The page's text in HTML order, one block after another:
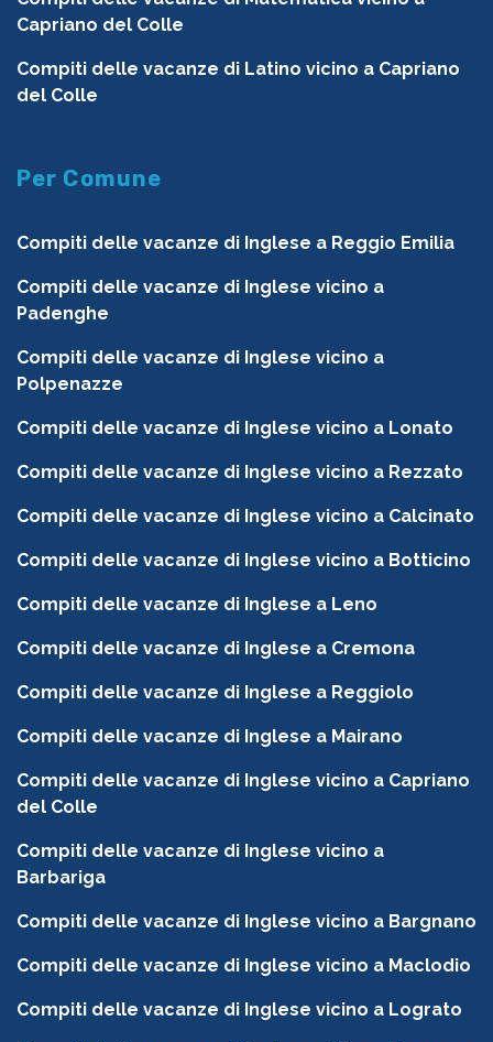
Capriano del Colle
Compiti delle vacanze di Latino vicino a Capriano
del Colle
Per Comune
Compiti delle vacanze di Inglese a Reggio Emilia
Compiti delle vacanze di Inglese vicino a
Padenghe
Compiti delle vacanze di Inglese vicino a
Polpenazze
Compiti delle vacanze di Inglese vicino a Lonato
Compiti delle vacanze di Inglese vicino a Rezzato
Compiti delle vacanze di Inglese vicino a Calcinato
Compiti delle vacanze di Inglese vicino a Botticino
Compiti delle vacanze di Inglese a Leno
Compiti delle vacanze di Inglese a Cremona
Compiti delle vacanze di Inglese a Reggiolo
Compiti delle vacanze di Inglese a Mairano
Compiti delle vacanze di Inglese vicino a Capriano
del Colle
Compiti delle vacanze di Inglese vicino a
Barbariga
Compiti delle vacanze di Inglese vicino a Bargnano
Compiti delle vacanze di Inglese vicino a Maclodio
Compiti delle vacanze di Inglese vicino a Lograto